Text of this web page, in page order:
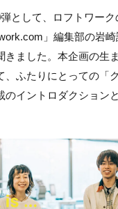
として、ロフトワー
」編集部の岩
きました。本企画の生
、ふたりにとっての「
のイントロダクション